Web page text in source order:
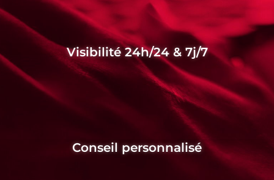
Visibilité 24h/24 & 7j/7
Conseil personnalisé